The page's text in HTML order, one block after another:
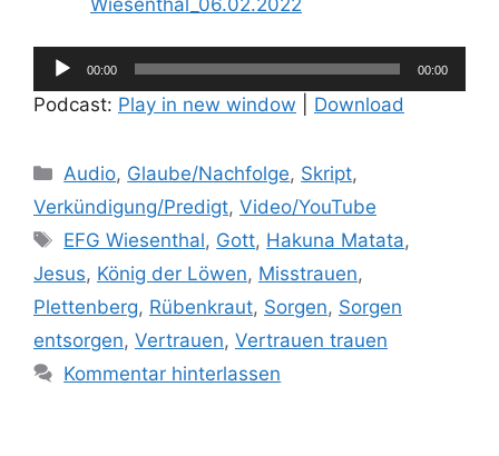
Audio-
Player
00:00 00:00
Podcast: Play in new window Download
Kategorien
Audio, Glaube/Nachfolge, Skript,
Verkündigung/Predigt, Video/YouTube
Schlagwörter
EFG Wiesenthal, Gott, Hakuna Matata,
Jesus, König der Löwen, Misstrauen,
Plettenberg, Rübenkraut, Sorgen, Sorgen
entsorgen, Vertrauen, Vertrauen trauen
Kommentar hinterlassen